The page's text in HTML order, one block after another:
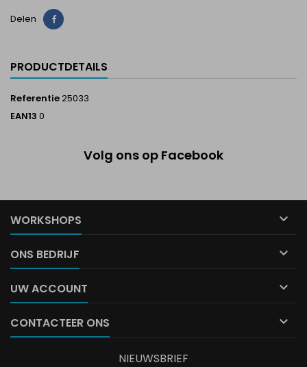
Delen Delen
PRODUCTDETAILS
Referentie25033
EAN13 0
Volg ons op Facebook
WORKSHOPS 
ONS BEDRIJF 
UW ACCOUNT 
CONTACTEER ONS 
NIEUWSBRIEF